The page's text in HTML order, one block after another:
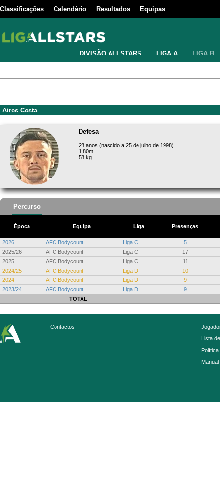
Classificações Calendário Resultados Equipas
DIVISÃO ALLSTARS LIGA A LIGA B
Aires Costa
Defesa
28 anos (nascido a 25 de julho de 1998)
1,80m
58 kg
Percurso
Época Equipa Liga Presenças
2026 AFC Bodycount Liga C
5
2025/26
AFC Bodycount Liga C
17
2025
AFC Bodycount Liga C
11
2024/25
AFC Bodycount Liga D
10
2024
AFC Bodycount Liga D
9
2023/24
AFC Bodycount Liga D
9
TOTAL
Contactos
Lista
Política